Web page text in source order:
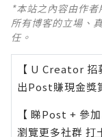
*本站之內容由作
所有博客的立場、
任。
【 U Creator 招
出Post賺現金獎
【 睇Post + 參
瀏覽更多社群 打